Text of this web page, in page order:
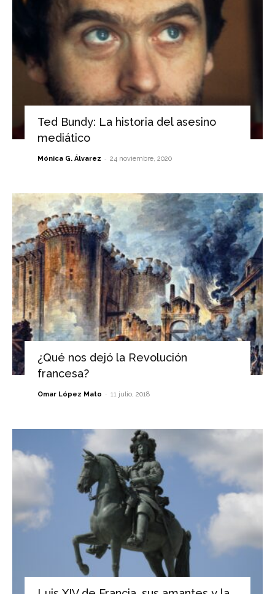
Ted Bundy: La historia del asesino
mediático
Mónica G. Álvarez - 24 noviembre, 2020
¿Qué nos dejó la Revolución
francesa?
Omar López Mato - 11 julio, 2018